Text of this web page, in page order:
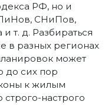
РФ, но и
СНиПов,
т. д. Разбираться
в разных регионах
может
до сих пор
к жилым
строго-настрого